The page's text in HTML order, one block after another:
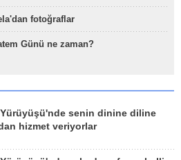
fotoğraflar
Günü ne zaman?
Yürüyüşü'nde senin dinine diline
hizmet veriyorlar